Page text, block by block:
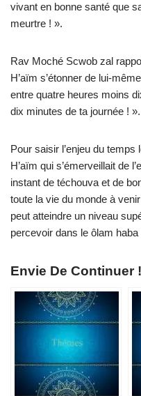
vivant en bonne santé que
meurtre ! ».
Rav Moché Scwob zal
H’aïm s’étonner de lui-
entre quatre heures moins
dix minutes de ta journée ! ».
Pour saisir l’enjeu du temps
H’aïm qui s’émerveillait de
instant de téchouva et de
toute la vie du monde à
peut atteindre un niveau
percevoir dans le ôlam
Envie De Continuer